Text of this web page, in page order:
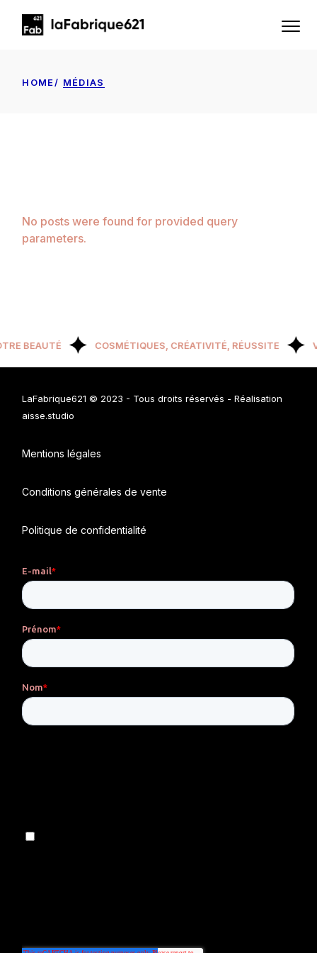
content
HOME MÉDIAS
No posts were found for provided query
parameters.
BEAUTÉ COSMÉTIQUES, CRÉATIVITÉ, RÉUSSITE
LaFabrique621 © 2023 - Tous droits réservés - Réalisation
aisse.studio
Mentions légales
Conditions générales de vente
Politique de confidentialité